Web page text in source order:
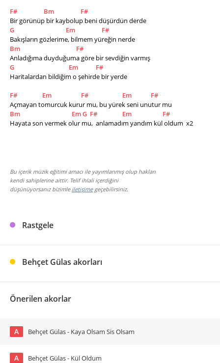
F# Bm
F#
Bir görünüp bir kaybolup beni düşürdün derde
G
Em
F#
Bakışların gözlerime, bilmem yüreğin nerde
Bm
F#
Anladığıma duyduğuma göre bir sevdiğin varmış
G
Em
F#
Haritalardan bildiğim o şehirde bir yerde
F# Em F# Em
F#
Açmayan tomurcuk kurur mu, bu yürek seni unutur mu
Bm
EmG F# Em
F#
Hayata son vermek olur mu,  anlamadım yandım kül oldum  x2
Bu içerik müzik eğitimi amacı ile yayımlanmış olup hakları
kendi sahiplerine aittir. Telif ihlali içerdiğini
düşünüyorsanız bizimle iletişimegeçebilirsiniz.
Rastgele
Behçet Gülas akorları
Önerilen akorlar
A Behçet Gülas - Kaya Olsam Sis Olsam
A Behçet Gülas - Kül Oldum